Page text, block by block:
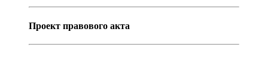
Проект правового акта